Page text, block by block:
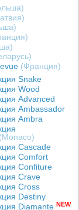
(Франция)
Snake
Wood
Advanced
Ambassador
Ambra
(Monaco)
Cascade
Comfort
Confiture
Crave
Cross
Destiny
Diamante NEW